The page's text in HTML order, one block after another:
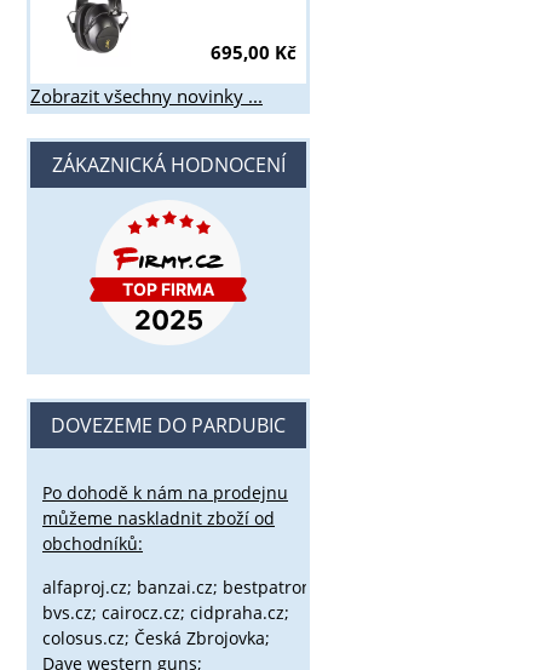
695,00 Kč
Zobrazit všechny novinky ...
ZÁKAZNICKÁ HODNOCENÍ
DOVEZEME DO PARDUBIC
Po dohodě k nám na prodejnu
můžeme naskladnit zboží od
obchodníků:
alfaproj.cz; banzai.cz; bestpatron.eu;
bvs.cz; cairocz.cz; cidpraha.cz;
colosus.cz; Česká Zbrojovka;
Dave western guns;